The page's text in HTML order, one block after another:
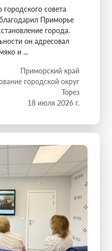
городского совета
Приморье
города.
он адресовал
и ...
Приморский край
городской округ
Торез
18 июля 2026 г.